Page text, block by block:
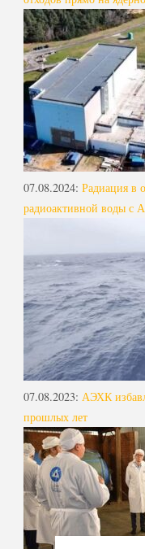
07.08.2024: Радиация в
радиоактивной воды с
07.08.2023: АЭХК
прошлых лет